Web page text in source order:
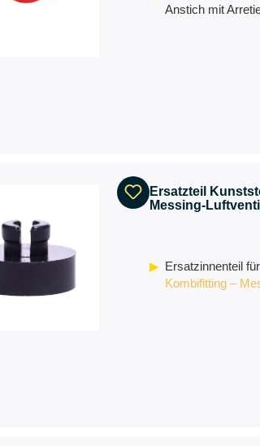
Anstich mit
Ersatzteil
Messing-
Ersatzinnenteil für
Kombifitting –